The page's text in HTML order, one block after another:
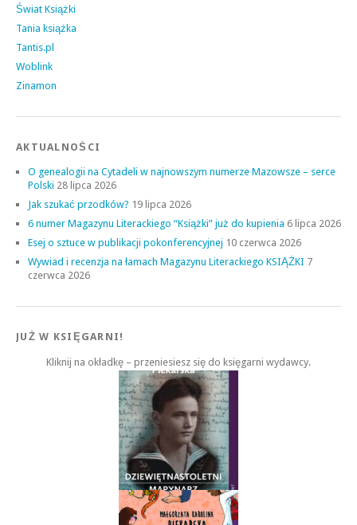
Świat Książki
Tania książka
Tantis.pl
Woblink
Zinamon
AKTUALNOŚCI
O genealogii na Cytadeli w najnowszym numerze Mazowsze – serce
Polski 28 lipca 2026
Jak szukać przodków? 19 lipca 2026
6 numer Magazynu Literackiego “Książki” już do kupienia 6 lipca 2026
Esej o sztuce w publikacji pokonferencyjnej 10 czerwca 2026
Wywiad i recenzja na łamach Magazynu Literackiego KSIĄŻKI 7
czerwca 2026
JUŻ W KSIĘGARNI!
Kliknij na okładkę – przeniesiesz się do księgarni wydawcy.